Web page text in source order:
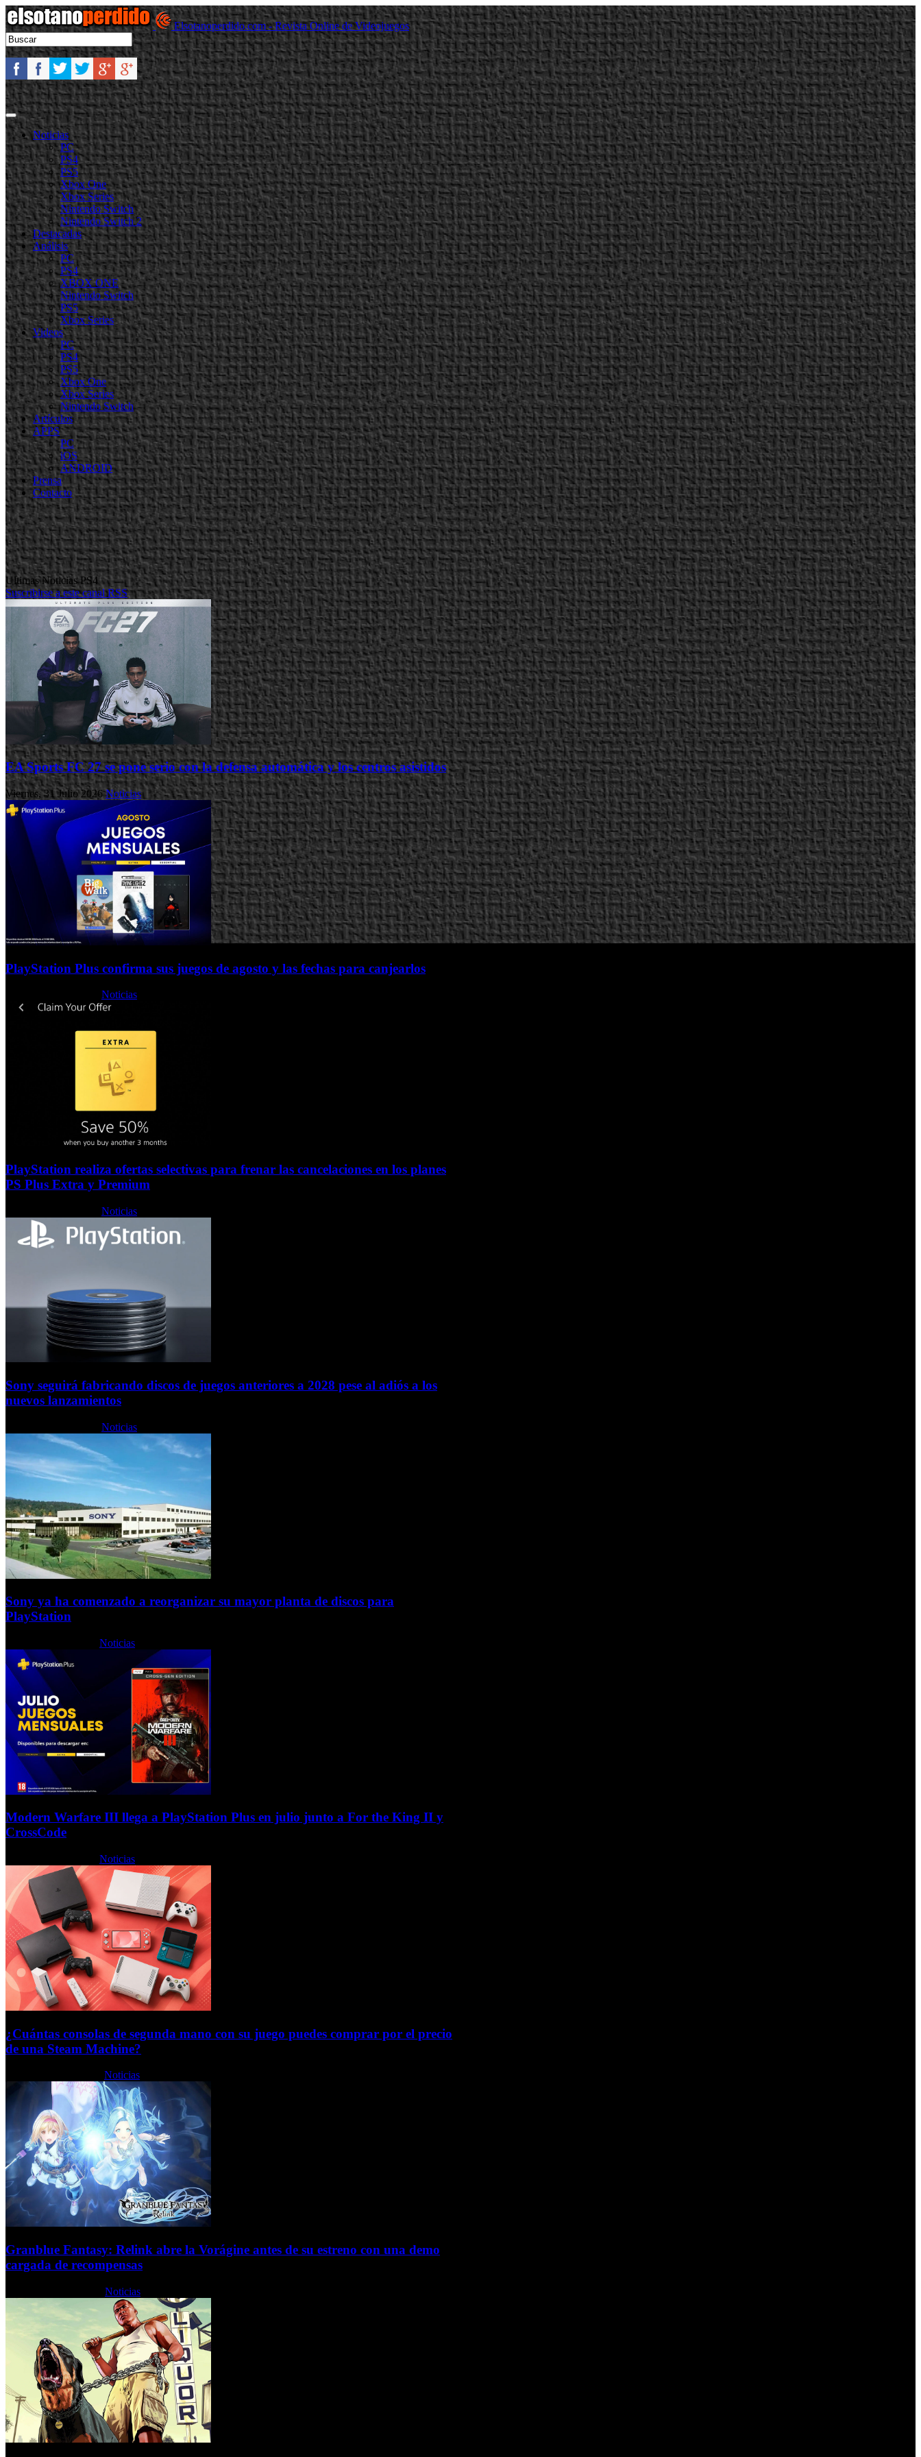
Elsotanoperdido.com - Revista Online de Videojuegos
Noticias
PC
PS4
PS5
Xbox One
Xbox Series
Nintendo Switch
Nintendo Switch 2
Destacadas
Análisis
PC
PS4
XBOX ONE
Nintendo Switch
PS5
Xbox Series
Videos
PC
PS4
PS5
Xbox One
Xbox Series
Nintendo Switch
Artículos
APPS
PC
iOS
ANDROID
Prensa
Contacto
Ultimas Noticias PS4
Suscribirse a este canal RSS
EA Sports FC 27 se pone serio con la defensa automática y los centros asistidos
Viernes, 31 Julio 2026Noticias
PlayStation Plus confirma sus juegos de agosto y las fechas para canjearlos
Noticias
PlayStation realiza ofertas selectivas para frenar las cancelaciones en los planes
PS Plus Extra y Premium
Noticias
Sony seguirá fabricando discos de juegos anteriores a 2028 pese al adiós a los
nuevos lanzamientos
Noticias
Sony ya ha comenzado a reorganizar su mayor planta de discos para
PlayStation
Noticias
Modern Warfare III llega a PlayStation Plus en julio junto a For the King II y
CrossCode
Noticias
¿Cuántas consolas de segunda mano con su juego puedes comprar por el precio
de una Steam Machine?
Noticias
Granblue Fantasy: Relink abre la Vorágine antes de su estreno con una demo
cargada de recompensas
Noticias